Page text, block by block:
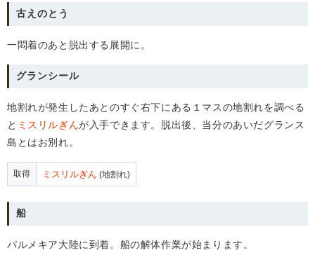
古えのとう
一悶着のあと脱出する展開に。
グランシール
地割れが発生したあとのすぐ右下にある１マスの地割れを調べる
と ミスリルぎんが入手できます。脱出後、当分のあいだグランス
島とはお別れ。
取得 ミスリルぎん (地割れ)
船
パルメキア大陸に到着。船の解体作業が始まります。